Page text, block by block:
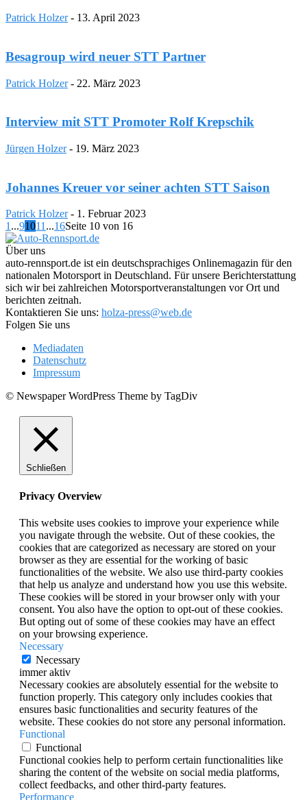
Patrick Holzer - 13. April 2023
Besagroup wird neuer STT Partner
Patrick Holzer - 22. März 2023
Interview mit STT Promoter Rolf Krepschik
Jürgen Holzer - 19. März 2023
Johannes Kreuer vor seiner achten STT Saison
Patrick Holzer - 1. Februar 2023
1...91011...16Seite 10 von 16
Über uns
auto-rennsport.de ist ein deutschsprachiges Onlinemagazin für den
nationalen Motorsport in Deutschland. Für unsere Berichterstattung
sich wir bei zahlreichen Motorsportveranstaltungen vor Ort und
berichten zeitnah.
Kontaktieren Sie uns: holza-press@web.de
Folgen Sie uns
Mediadaten
Datenschutz
Impressum
© Newspaper WordPress Theme by TagDiv
Schließen
Privacy Overview
This website uses cookies to improve your experience while
you navigate through the website. Out of these cookies, the
cookies that are categorized as necessary are stored on your
browser as they are essential for the working of basic
functionalities of the website. We also use third-party cookies
that help us analyze and understand how you use this website.
These cookies will be stored in your browser only with your
consent. You also have the option to opt-out of these cookies.
But opting out of some of these cookies may have an effect
on your browsing experience.
Necessary
Necessary
immer aktiv
Necessary cookies are absolutely essential for the website to
function properly. This category only includes cookies that
ensures basic functionalities and security features of the
website. These cookies do not store any personal information.
Functional
Functional
Functional cookies help to perform certain functionalities like
sharing the content of the website on social media platforms,
collect feedbacks, and other third-party features.
Performance